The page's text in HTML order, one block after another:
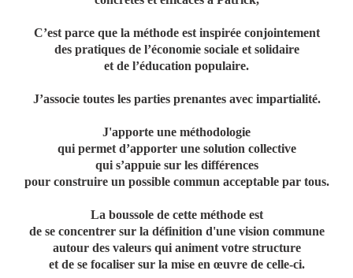
C’est parce que la méthode est inspirée conjointement
des pratiques de l’économie sociale et solidaire
et de l’éducation populaire.
J’associe toutes les parties prenantes avec impartialité.
J'apporte une méthodologie
qui permet d’apporter une solution collective
qui s’appuie sur les différences
pour construire un possible commun acceptable par tous.
La boussole de cette méthode est
de se concentrer sur la définition d'une vision commune
autour des valeurs qui animent votre structure
et de se focaliser sur la mise en œuvre de celle-ci.